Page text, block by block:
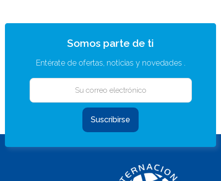
Somos parte de ti
Entérate de ofertas, noticias y novedades .
Suscribirse